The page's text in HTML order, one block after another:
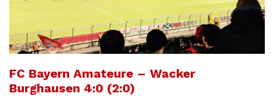
FC Bayern Amateure – Wacker
Burghausen 4:0 (2:0)